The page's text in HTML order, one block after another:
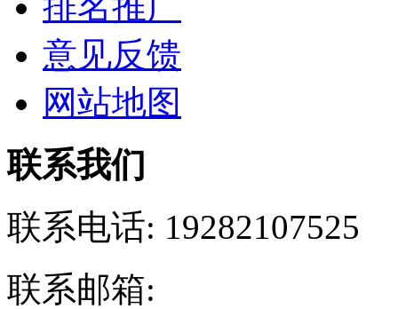
意见反馈
网站地图
联系我们
联系电话: 19282107525
联系邮箱: